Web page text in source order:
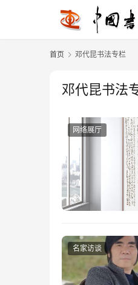
首页 邓代昆书法专栏
邓代昆书法
网络展厅
名家访谈